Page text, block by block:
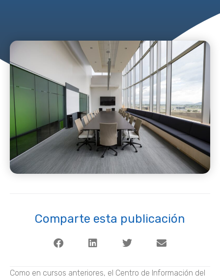
Comparte esta publicación
Como en cursos anteriores, el Centro de Información del